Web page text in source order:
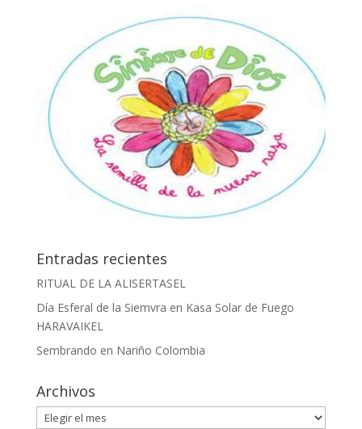
Entradas recientes
RITUAL DE LA ALISERTASEL
Día Esferal de la Siemvra en Kasa Solar de Fuego
HARAVAIKEL
Sembrando en Nariño Colombia
Archivos
Archivos